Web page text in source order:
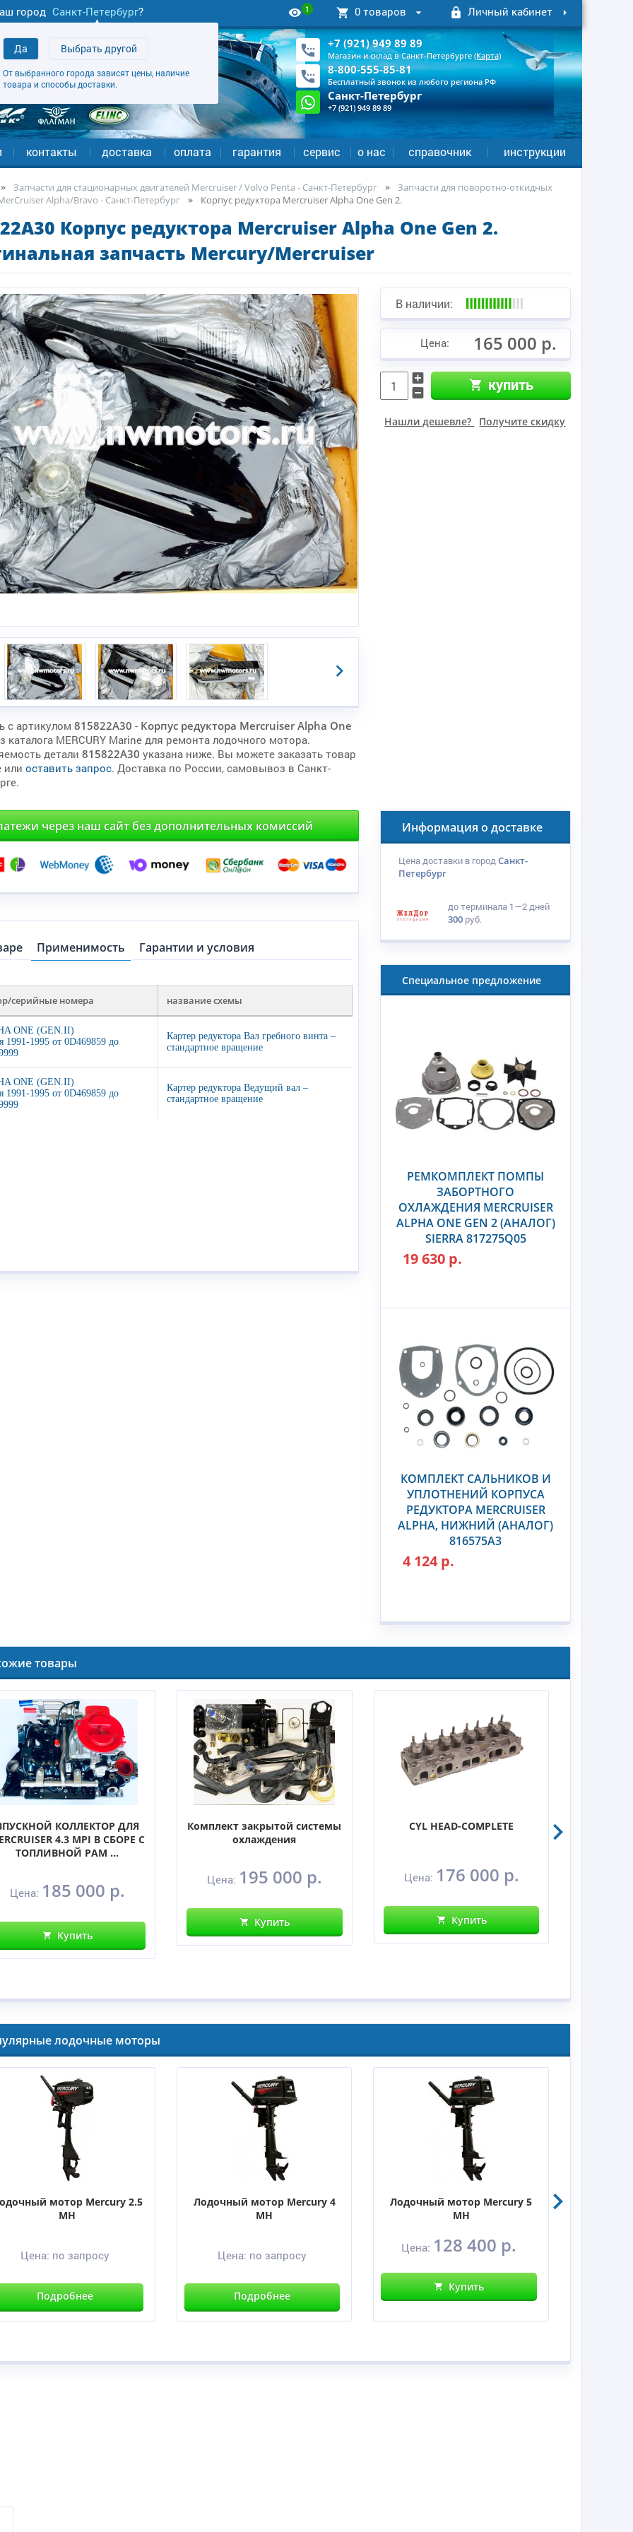
город Санкт-Петербург?
Да Выбрать другой
От выбранного города зависят цены, наличие
товара и способы доставки.
1 0 товаров Личный кабинет
+7 (921) 949 89 89
Магазин и склад в Санкт-Петербурге (Карта)
8-800-555-85-81
Бесплатный звонок из любого региона РФ
Санкт-Петербург
+7 (921) 949 89 89
контакты доставка оплата гарантия сервис о нас справочник инструкции
Запчасти для стационарных двигателей Mercruiser / Volvo Penta - Санкт-Петербург
Запчасти для поворотно-откидных
Alpha/Bravo - Санкт-Петербург
Корпус редуктора Mercruiser Alpha One Gen 2.
Корпус редуктора Mercruiser Alpha One Gen 2.
запчасть Mercury/Mercruiser
с артикулом 815822A30 - Корпус редуктора Mercruiser Alpha One
каталога MERCURY Marine для ремонта лодочного мотора.
детали 815822A30 указана ниже. Вы можете заказать товар
или оставить запрос. Доставка по России, самовывоз в Санкт-
В наличии:
Цена: 165 000 р.
купить
Нашли дешевле? Получите скидку
через наш сайт без дополнительных комиссий
Применимость Гарантии и условия
серийные номера название схемы
ONE (GEN.II)
1991-1995 от 0D469859 до
Картер редуктора Вал гребного винта –
стандартное вращение
ONE (GEN.II)
1991-1995 от 0D469859 до
Картер редуктора Ведущий вал –
стандартное вращение
Информация о доставке
Цена доставки в городСанкт-
Петербург
до терминала 1—2 дней
300 руб.
Специальное предложение
РЕМКОМПЛЕКТ ПОМПЫ
ЗАБОРТНОГО
ОХЛАЖДЕНИЯ MERCRUISER
ALPHA ONE GEN 2 (АНАЛОГ)
SIERRA 817275Q05
19 630 р.
КОМПЛЕКТ САЛЬНИКОВ И
УПЛОТНЕНИЙ КОРПУСА
РЕДУКТОРА MERCRUISER
ALPHA, НИЖНИЙ (АНАЛОГ)
816575A3
4 124 р.
товары
КОЛЛЕКТОР ДЛЯ
4.3 MPI В СБОРЕ С
ТОПЛИВНОЙ РАМ ...
Цена: 185 000 р.
Купить
Комплект закрытой системы
охлаждения
Цена: 195 000 р.
Купить
CYL HEAD-COMPLETE
Цена: 176 000 р.
Купить
лодочные моторы
мотор Mercury 2.5
MH
Цена: по запросу
Подробнее
Лодочный мотор Mercury 4
MH
Цена: по запросу
Подробнее
Лодочный мотор Mercury 5
MH
Цена: 128 400 р.
Купить